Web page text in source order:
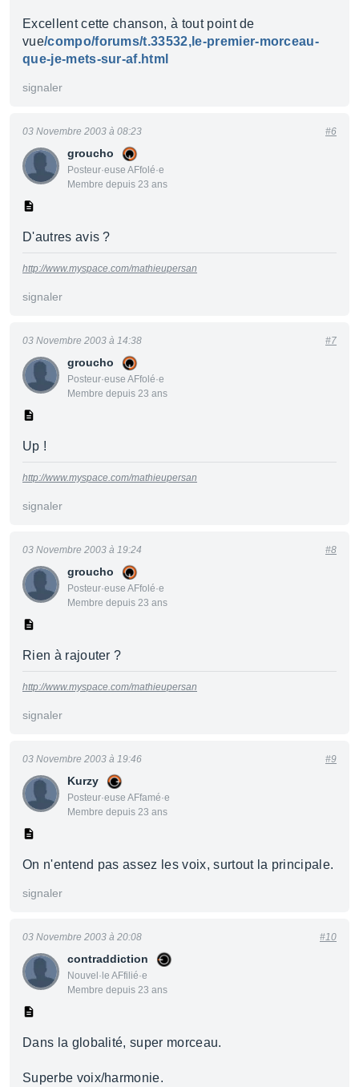
Excellent cette chanson, à tout point de
vue/compo/forums/t.33532,le-premier-morceau-
que-je-mets-sur-af.html
signaler
groucho
Posteur·euse AFfolé·e
Membre depuis 23 ans
03 Novembre 2003 à 08:23 #6
D'autres avis ?
http://www.myspace.com/mathieupersan
signaler
groucho
Posteur·euse AFfolé·e
Membre depuis 23 ans
03 Novembre 2003 à 14:38 #7
Up !
http://www.myspace.com/mathieupersan
signaler
groucho
Posteur·euse AFfolé·e
Membre depuis 23 ans
03 Novembre 2003 à 19:24 #8
Rien à rajouter ?
http://www.myspace.com/mathieupersan
signaler
Kurzy
Posteur·euse AFfamé·e
Membre depuis 23 ans
03 Novembre 2003 à 19:46 #9
On n'entend pas assez les voix, surtout la principale.
signaler
contraddiction
Nouvel·le AFfilié·e
Membre depuis 23 ans
03 Novembre 2003 à 20:08 #10
Dans la globalité, super morceau.
Superbe voix/harmonie.